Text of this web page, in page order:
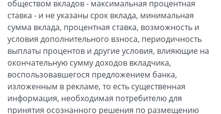
обществом вкладов - максимальная процентная
ставка - и не указаны срок вклада, минимальная
сумма вклада, процентная ставка, возможность и
условия дополнительного взноса, периодичность
выплаты процентов и другие условия, влияющие на
окончательную сумму доходов вкладчика,
воспользовавшегося предложением банка,
изложенным в рекламе, то есть существенная
информация, необходимая потребителю для
принятия осознанного решения по размещению